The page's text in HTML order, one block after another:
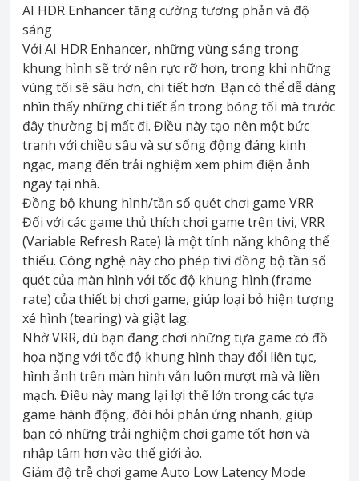
AI HDR Enhancer tăng cường tương phản và độ
sáng
Với AI HDR Enhancer, những vùng sáng trong
khung hình sẽ trở nên rực rỡ hơn, trong khi những
vùng tối sẽ sâu hơn, chi tiết hơn. Bạn có thể dễ dàng
nhìn thấy những chi tiết ẩn trong bóng tối mà trước
đây thường bị mất đi. Điều này tạo nên một bức
tranh với chiều sâu và sự sống động đáng kinh
ngạc, mang đến trải nghiệm xem phim điện ảnh
ngay tại nhà.
Đồng bộ khung hình/tần số quét chơi game VRR
Đối với các game thủ thích chơi game trên tivi, VRR
(Variable Refresh Rate) là một tính năng không thể
thiếu. Công nghệ này cho phép tivi đồng bộ tần số
quét của màn hình với tốc độ khung hình (frame
rate) của thiết bị chơi game, giúp loại bỏ hiện tượng
xé hình (tearing) và giật lag.
Nhờ VRR, dù bạn đang chơi những tựa game có đồ
họa nặng với tốc độ khung hình thay đổi liên tục,
hình ảnh trên màn hình vẫn luôn mượt mà và liền
mạch. Điều này mang lại lợi thế lớn trong các tựa
game hành động, đòi hỏi phản ứng nhanh, giúp
bạn có những trải nghiệm chơi game tốt hơn và
nhập tâm hơn vào thế giới ảo.
Giảm độ trễ chơi game Auto Low Latency Mode